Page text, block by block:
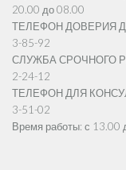
20.00 до 08.00
ТЕЛЕФОН ДОВЕРИЯ
3-85-92
СЛУЖБА СРОЧНОГО
2-24-12
ТЕЛЕФОН ДЛЯ
3-51-02
Время работы: с 13.00